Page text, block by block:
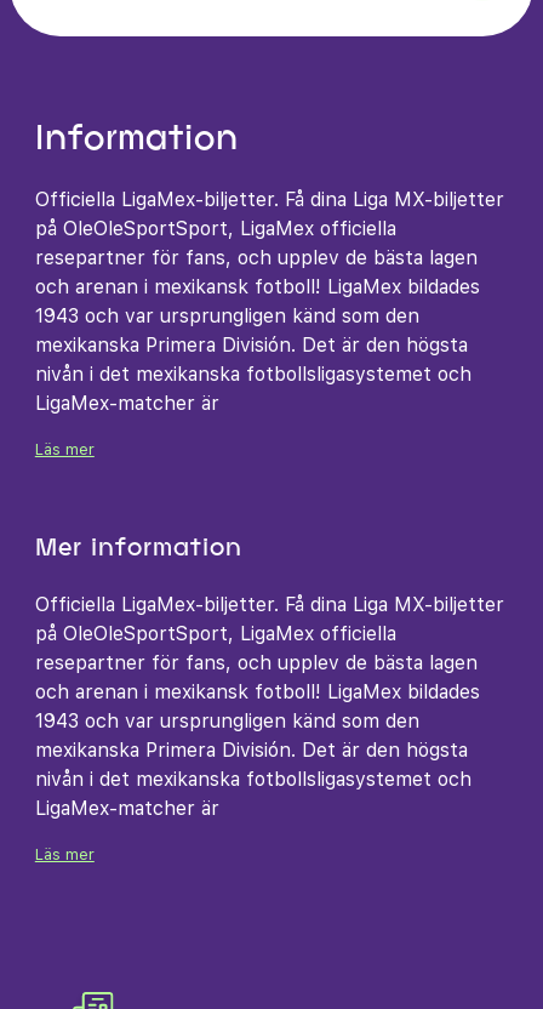
Information
Officiella LigaMex-biljetter. Få dina Liga MX-biljetter
på OleOleSportSport, LigaMex officiella
resepartner för fans, och upplev de bästa lagen
och arenan i mexikansk fotboll! LigaMex bildades
1943 och var ursprungligen känd som den
mexikanska Primera División. Det är den högsta
nivån i det mexikanska fotbollsligasystemet och
LigaMex-matcher är
Läs mer
Mer information
Officiella LigaMex-biljetter. Få dina Liga MX-biljetter
på OleOleSportSport, LigaMex officiella
resepartner för fans, och upplev de bästa lagen
och arenan i mexikansk fotboll! LigaMex bildades
1943 och var ursprungligen känd som den
mexikanska Primera División. Det är den högsta
nivån i det mexikanska fotbollsligasystemet och
LigaMex-matcher är
Läs mer